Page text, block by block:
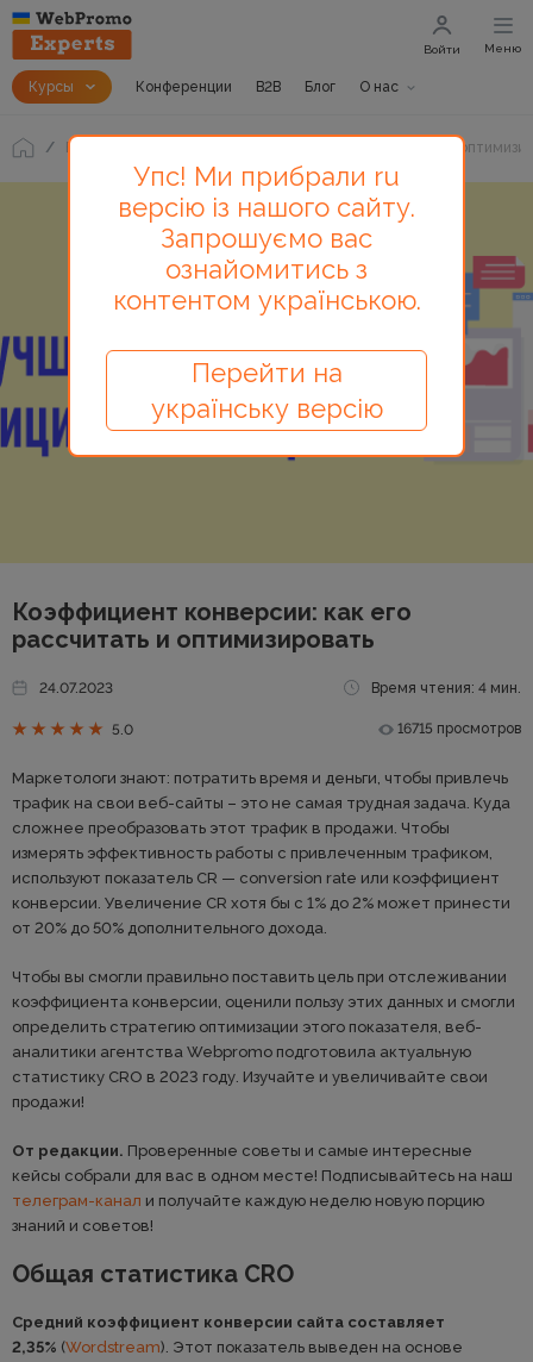
Курсы Конференции B2B Блог О нас
Войти Меню
Блог Коэффициент конверсии: как его рассчитать и
Коэффициент конверсии: как его
рассчитать и оптимизировать
24.07.2023 Время чтения: 4 мин.
5.0 16715 просмотров
Маркетологи знают: потратить время и деньги, чтобы привлечь
трафик на свои веб-сайты – это не самая трудная задача. Куда
сложнее преобразовать этот трафик в продажи. Чтобы
измерять эффективность работы с привлеченным трафиком,
используют показатель CR — conversion rate или коэффициент
конверсии. Увеличение CR хотя бы с 1% до 2% может принести
от 20% до 50% дополнительного дохода.
Чтобы вы смогли правильно поставить цель при отслеживании
коэффициента конверсии, оценили пользу этих данных и смогли
определить стратегию оптимизации этого показателя, веб-
аналитики агентства Webpromo подготовила актуальную
статистику CRO в 2023 году. Изучайте и увеличивайте свои
продажи!
От редакции. Проверенные советы и самые интересные
кейсы собрали для вас в одном месте! Подписывайтесь на наш
телеграм-канал и получайте каждую неделю новую порцию
знаний и советов!
Общая статистика CRO
Средний коэффициент конверсии сайта составляет
2,35% (Wordstream). Этот показатель выведен на основе
Упс! Ми прибрали ru
версію із нашого сайту.
Запрошуємо вас
ознайомитись з
контентом українською.
Перейти на
українську версію